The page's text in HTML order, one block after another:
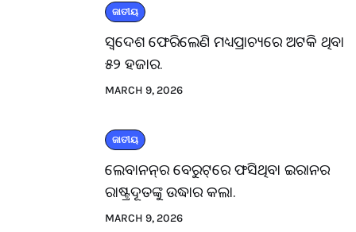
ଜାତୀୟ
ସ୍ବଦେଶ ଫେରିଲେଣି ମଧ୍ୟପ୍ରାଚ୍ୟରେ ଅଟକି ଥିବା
୫୨ ହଜାର.
MARCH 9, 2026
ଜାତୀୟ
ଲେବାନନ୍‌ର ବେରୁଟ୍‌ରେ ଫସିଥିବା ଇରାନର
ରାଷ୍ଟ୍ରଦୂତଙ୍କୁ ଉଦ୍ଧାର କଲା.
MARCH 9, 2026